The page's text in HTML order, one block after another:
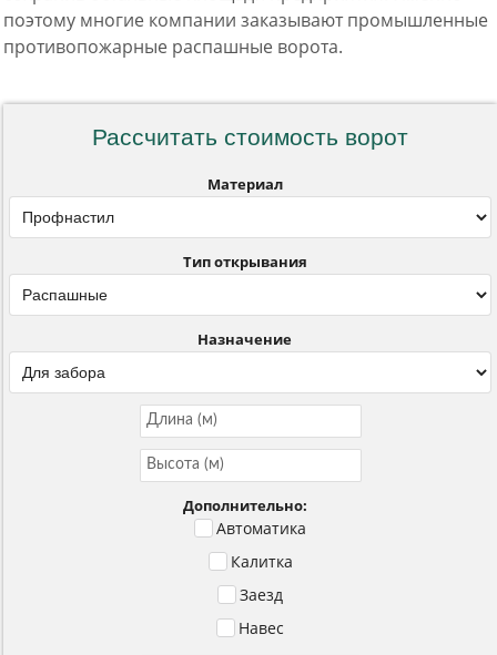
поэтому многие компании заказывают промышленные
противопожарные распашные ворота.
Рассчитать стоимость ворот
Материал
Тип открывания
Назначение
Дополнительно:
Автоматика
Калитка
Заезд
Навес